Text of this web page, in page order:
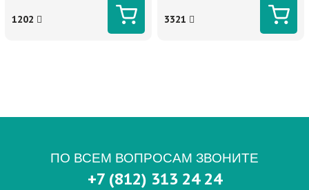
1202 3321
ПО ВСЕМ ВОПРОСАМ ЗВОНИТЕ
+7 (812) 313 24 24